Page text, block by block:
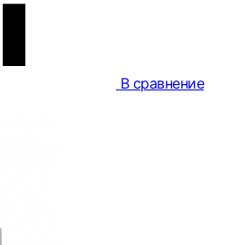
В сравнение